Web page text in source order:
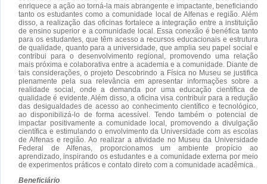
enriquece a ação ao torná-la mais abrangente e impactante, beneficiando
tanto os estudantes como a comunidade local de Alfenas e região. Além
disso, a realização das oficinas fortalece a integração entre a instituição
de ensino superior e a comunidade local. Essa conexão é benéfica tanto
para os estudantes, que têm acesso a recursos educacionais e estrutura
de qualidade, quanto para a universidade, que amplia seu papel social e
contribui para o desenvolvimento regional, promovendo uma relação
mais próxima e colaborativa entre a academia e a comunidade. Diante de
tais considerações, o projeto Descobrindo a Física no Museu se justifica
plenamente pela sua relevância em apresentar informações sobre a
realidade social, onde a demanda por uma educação científica de
qualidade é evidente. Além disso, a oficina visa contribuir para a redução
das desigualdades de acesso ao conhecimento científico e tecnológico,
ao disponibilizá-lo de forma acessível. Tendo também o potencial de
impactar positivamente a comunidade local, promovendo a divulgação
científica e estimulando o envolvimento da Universidade com as escolas
de Alfenas e região. Ao realizar a atividade no Museu da Universidade
Federal de Alfenas, proporcionamos um ambiente propício ao
aprendizado, inspirando os estudantes e a comunidade externa por meio
de experimentos práticos e contato direto com a comunidade acadêmica.
Beneficiário